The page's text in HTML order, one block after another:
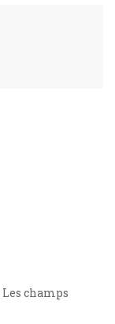
Les champs